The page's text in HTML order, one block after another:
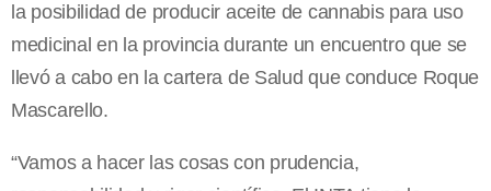
la posibilidad de producir aceite de cannabis para uso
medicinal en la provincia durante un encuentro que se
llevó a cabo en la cartera de Salud que conduce Roque
Mascarello.
“Vamos a hacer las cosas con prudencia,